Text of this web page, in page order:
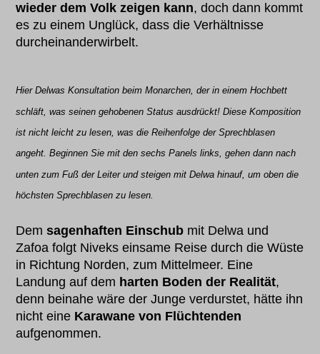
wieder dem Volk zeigen kann, doch dann kommt
es zu einem Unglück, dass die Verhältnisse
durcheinanderwirbelt.
Hier Delwas Konsultation beim Monarchen, der in einem Hochbett
schläft, was seinen gehobenen Status ausdrückt! Diese Komposition
ist nicht leicht zu lesen, was die Reihenfolge der Sprechblasen
angeht. Beginnen Sie mit den sechs Panels links, gehen dann nach
unten zum Fuß der Leiter und steigen mit Delwa hinauf, um oben die
höchsten Sprechblasen zu lesen.
Demsagenhaften Einschub mit Delwa und
Zafoa folgt Niveks einsame Reise durch die Wüste
in Richtung Norden, zum Mittelmeer. Eine
Landung auf dem harten Boden der Realität,
denn beinahe wäre der Junge verdurstet, hätte ihn
nicht eine Karawane von Flüchtenden
aufgenommen.